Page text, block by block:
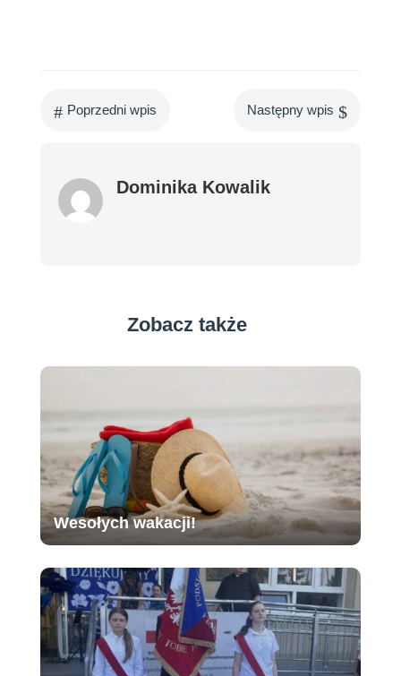
# Poprzedni wpis Następny wpis $
Dominika Kowalik
Zobacz także
Wesołych wakacji!